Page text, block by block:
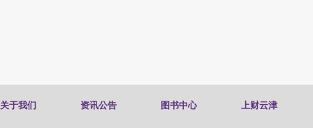
关于我们 资讯公告 图书中心 上财云津